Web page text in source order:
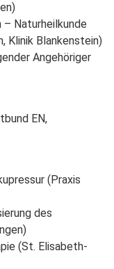
– Naturheilkunde
Klinik Blankenstein)
Angehöriger
EN,
(Praxis
des
(St. Elisabeth-